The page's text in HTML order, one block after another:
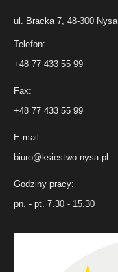
ul. Bracka 7, 48-300 Nysa
Telefon:
+48 77 433 55 99
Fax:
+48 77 433 55 99
E-mail:
biuro@ksiestwo.nysa.pl
Godziny pracy:
pn. - pt. 7.30 - 15.30